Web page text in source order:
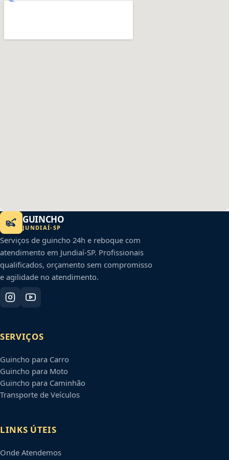
GUINCHO
JUNDIAÍ-SP
Serviços de guincho 24h e reboque com
atendimento em Jundiaí-SP. Profissionais
qualificados, orçamento sem compromisso
e agilidade no atendimento.
SERVIÇOS
Guincho para Carro
Guincho para Moto
Guincho para Caminhão
Transporte de Veículos
LINKS ÚTEIS
Onde Atendemos